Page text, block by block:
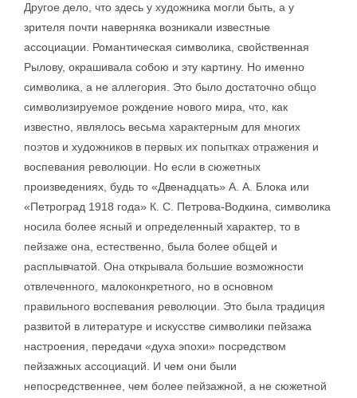
Другое дело, что здесь у художника могли быть, а у
зрителя почти наверняка возникали известные
ассоциации. Романтическая символика, свойственная
Рылову, окрашивала собою и эту картину. Но именно
символика, а не аллегория. Это было достаточно общо
символизируемое рождение нового мира, что, как
известно, являлось весьма характерным для многих
поэтов и художников в первых их попытках отражения и
воспевания революции. Но если в сюжетных
произведениях, будь то «Двенадцать» А. А. Блока или
«Петроград 1918 года» К. С. Петрова-Водкина, символика
носила более ясный и определенный характер, то в
пейзаже она, естественно, была более общей и
расплывчатой. Она открывала большие возможности
отвлеченного, малоконкретного, но в основном
правильного воспевания революции. Это была традиция
развитой в литературе и искусстве символики пейзажа
настроения, передачи «духа эпохи» посредством
пейзажных ассоциаций. И чем они были
непосредственнее, чем более пейзажной, а не сюжетной